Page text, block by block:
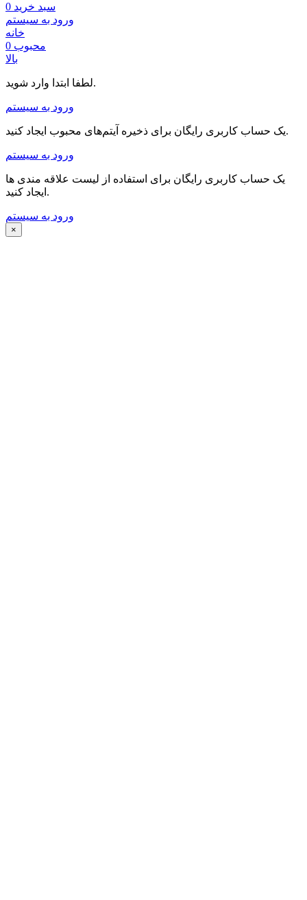
سبد خرید 0
ورود به سیستم
خانه
محبوب 0
بالا
لطفا ابتدا وارد شوید.
ورود به سیستم
یک حساب کاربری رایگان برای ذخیره آیتم‌های محبوب ایجاد کنید.
ورود به سیستم
یک حساب کاربری رایگان برای استفاده از لیست علاقه مندی ها
ایجاد کنید.
ورود به سیستم
×